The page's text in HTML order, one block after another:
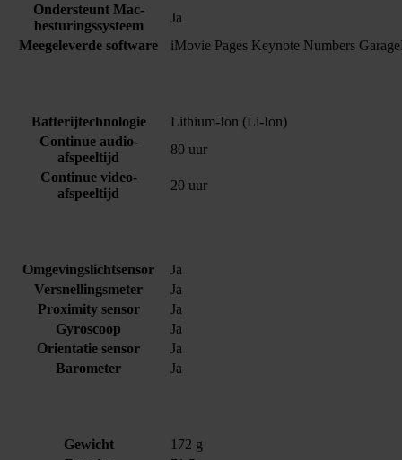
Ondersteunt Mac-
besturingssysteem
Ja
Meegeleverde software
iMovie Pages Keynote Numbers
Batterijtechnologie
Lithium-Ion (Li-Ion)
Continue audio-
afspeeltijd
80 uur
Continue video-
afspeeltijd
20 uur
Omgevingslichtsensor
Ja
Versnellingsmeter
Ja
Proximity sensor
Ja
Gyroscoop
Ja
Orientatie sensor
Ja
Barometer
Ja
Gewicht
172 g